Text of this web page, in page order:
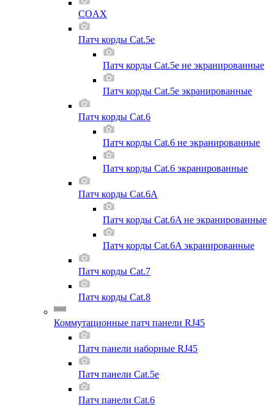
COAX
Патч корды Cat.5e
Патч корды Cat.5e не экранированные
Патч корды Cat.5e экранированные
Патч корды Cat.6
Патч корды Cat.6 не экранированные
Патч корды Cat.6 экранированные
Патч корды Cat.6A
Патч корды Cat.6A не экранированные
Патч корды Cat.6A экранированные
Патч корды Cat.7
Патч корды Cat.8
Коммутационные патч панели RJ45
Патч панели наборные RJ45
Патч панели Cat.5e
Патч панели Cat.6